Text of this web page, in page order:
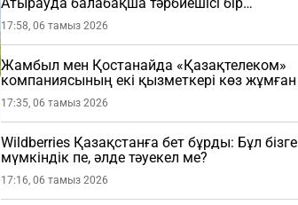
жастағы баланы ұрған (ВИДЕО)
17:58, 06 тамыз 2026
Жамбыл мен Қостанайда «Қазақтелеком»
компаниясының екі қызметкері көз жұмған
17:35, 06 тамыз 2026
Wildberries Қазақстанға бет бұрды: Бұл бізге
мүмкіндік пе, әлде тәуекел ме?
17:16, 06 тамыз 2026